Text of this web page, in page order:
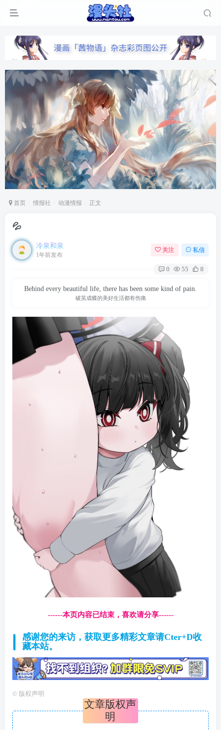
首页 情报社 动漫情报 正文
💦
冷泉和泉
1年前发布
关注 私信
0 55 8
Behind every beautiful life, there has been some kind of pain.
破茧成蝶的美好生活都有伤痛
------本页内容已结束，喜欢请分享------
感谢您的来访，获取更多精彩文章请Cter+D收
藏本站。
© 版权声明
文章版权声
明